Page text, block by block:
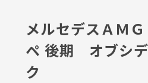
メルセデスＡＭ
ペ 後期 オブシデ
ク